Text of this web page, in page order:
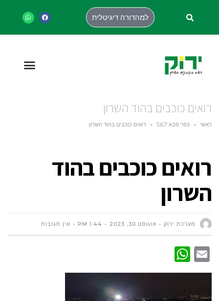
למהדורה דיגיטלית
רואים כוכבים בהוד השרון
ראשי » כפר סבא 5,6,7 » רואים כוכבים בהוד השרון
רואים כוכבים בהוד
השרון
מערכת ירוק אוגוסט 30, 2023 1:44 PM אין תגובות
Email